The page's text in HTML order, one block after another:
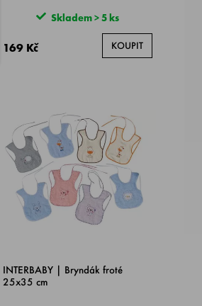
Skladem > 5 ks
169 Kč KOUPIT
INTERBABY | Bryndák froté
25x35 cm